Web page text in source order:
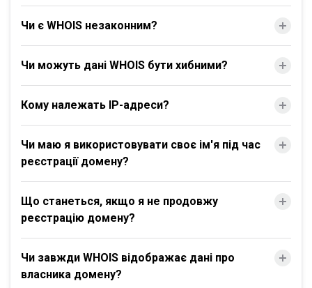
Чи є WHOIS незаконним?
Чи можуть дані WHOIS бути хибними?
Кому належать IP-адреси?
Чи маю я використовувати своє ім'я під час
реєстрації домену?
Що станеться, якщо я не продовжу
реєстрацію домену?
Чи завжди WHOIS відображає дані про
власника домену?